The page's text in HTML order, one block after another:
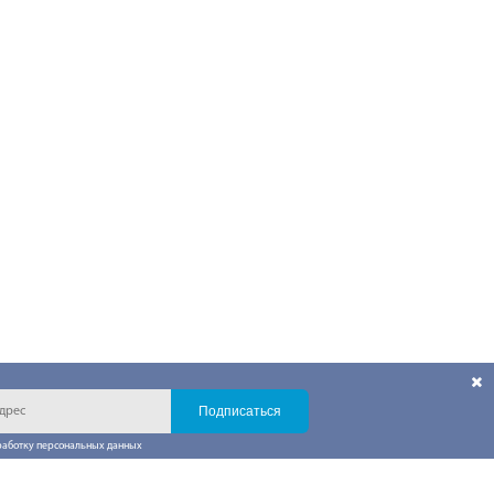
Подписаться
персональных данных